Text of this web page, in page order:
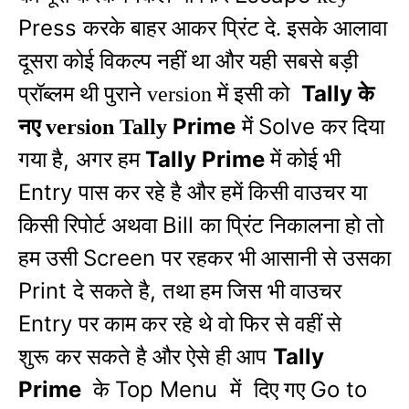
Pressकरके बाहर आकर प्रिंट दे. इसके आलावा
दूसरा कोई विकल्प नहीं था और यही सबसे बड़ी
प्रॉब्लम थी पुराने version में इसी को Tallyके
नए version Tally Prime में Solveकर दिया
गया है, अगर हमTally Primeमें कोई भी
Entryपास कर रहे है और हमें किसी वाउचर या
किसी रिपोर्ट अथवा Billका प्रिंटनिकालना होतो
हम उसी Screenपर रहकर भी आसानी से उसका
Printदे सकते है,तथा हम जिस भी वाउचर
Entryपर काम कर रहे थे वो फिर से वहीं से
शुरू कर सकते है और ऐसे ही आप Tally
Prime के Top Menuमें दिएगए Go to